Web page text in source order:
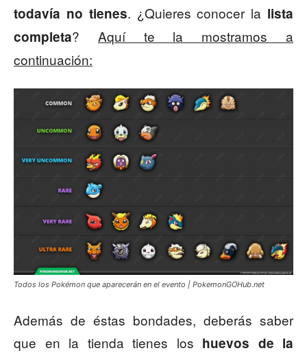
todavía no tienes. ¿Quieres conocer la lista
completa? Aquí te la mostramos a
continuación:
Todos los Pokémon que aparecerán en el evento | PokemonGOHub.net
Además de éstas bondades, deberás saber
que en la tienda tienes los huevos de la